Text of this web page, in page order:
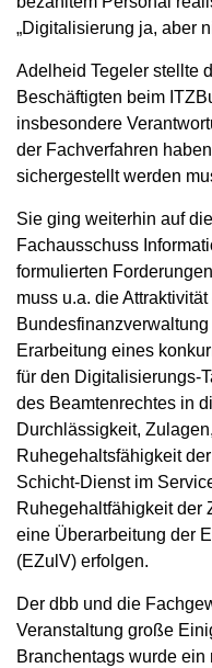
„Digitalisierung ja, aber
Adelheid Tegeler stellte
Beschäftigten beim
insbesondere
der Fachverfahren
sichergestellt werden
Sie ging weiterhin auf
Fachausschuss
formulierten
muss u.a. die
Erarbeitung eines
für den Digitalisierungs-
des Beamtenrechtes in
Durchlässigkeit,
Ruhegehaltsfähigkeit
Schicht-Dienst im
Ruhegehaltfähigkeit der
eine Überarbeitung der
(EZulV) erfolgen.
Der dbb und die
Veranstaltung große
Branchentags wurde ein